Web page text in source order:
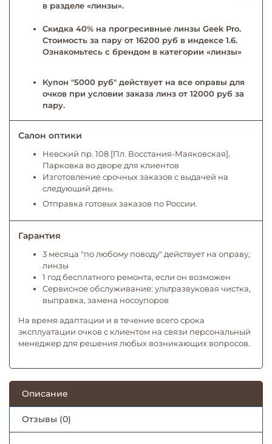
в разделе «линзы».
Скидка 40% на прогресивные линзы Geek Pro.
Стоимость за пару от 16200 руб в индексе 1.6.
Ознакомьтесь с брендом в категории «линзы»
Купон "5000 руб" действует на все оправы для
очков при условии заказа линз от 12000 руб за
пару.
Салон оптики
Невский пр. 108 [Пл. Восстания-Маяковская].
Парковка во дворе для клиентов
Изготовление срочных заказов с выдачей на
следующий день.
Отправка готовых заказов по России.
Гарантия
3 месяца "по любому поводу" действует на оправу,
линзы
1 год бесплатного ремонта, если он возможен
Сервисное обслуживание: ультразвуковая чистка,
выправка, замена носоупоров
На время адаптации и в течение всего срока
эксплуатации очков с клиентом на связи персональный
менеджер для решения любых возникающих вопросов.
Описание
Отзывы (0)